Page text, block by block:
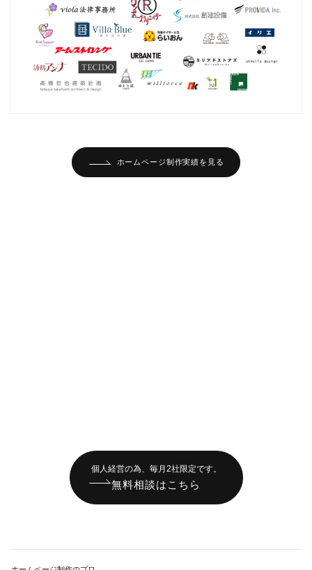
ホームページ制作実績を見る
個人経営の為、毎月2社限定です。
無料相談はこちら